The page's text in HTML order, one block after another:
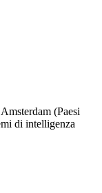
(Paesi
di intelligenza